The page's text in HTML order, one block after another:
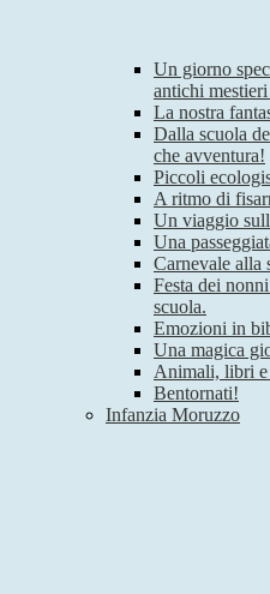
Un giorno
antichi
La nostra
Dalla scuola
che avventura!
Piccoli
A ritmo di
Un viaggio
Una
Carnevale alla
Festa dei
scuola.
Emozioni in
Una magica
Animali, libri e
Bentornati!
Infanzia Moruzzo